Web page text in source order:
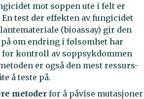
mot soppen ute i felt er
test der effekten av fungicidet
(bioassay) gir den
om endring i følsomhet har
kontroll av soppsykdommen
er også den mest ressurs-
å teste på.
metoderfor å påvise mutasjoner